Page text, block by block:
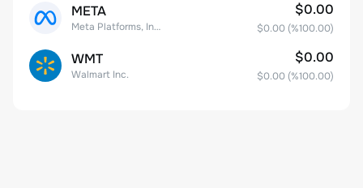
META
Meta Platforms, Inc. Class A Common Stock
$0.00
$0.00 (%100.00)
WMT
Walmart Inc.
$0.00
$0.00 (%100.00)